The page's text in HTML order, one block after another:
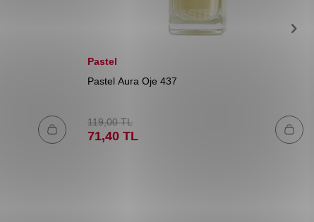
Pastel
Pastel Aura Oje 437
119,00TL
71,40 TL